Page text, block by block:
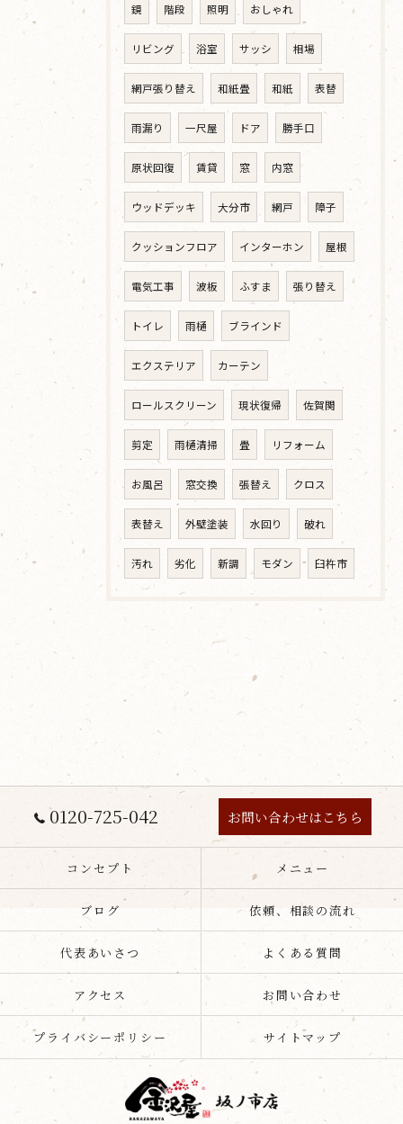
鏡 階段 照明 おしゃれ
リビング 浴室 サッシ 相場
網戸張り替え 和紙畳 和紙 表替
雨漏り 一尺屋 ドア 勝手口
原状回復 賃貸 窓 内窓
ウッドデッキ 大分市 網戸 障子
クッションフロア インターホン 屋根
電気工事 波板 ふすま 張り替え
トイレ 雨樋 ブラインド
エクステリア カーテン
ロールスクリーン 現状復帰 佐賀関
剪定 雨樋清掃 畳 リフォーム
お風呂 窓交換 張替え クロス
表替え 外壁塗装 水回り 破れ
汚れ 劣化 新調 モダン 臼杵市
0120-725-042 お問い合わせはこちら
コンセプト メニュー
ブログ 依頼、相談の流れ
代表あいさつ よくある質問
アクセス お問い合わせ
プライバシーポリシー サイトマップ